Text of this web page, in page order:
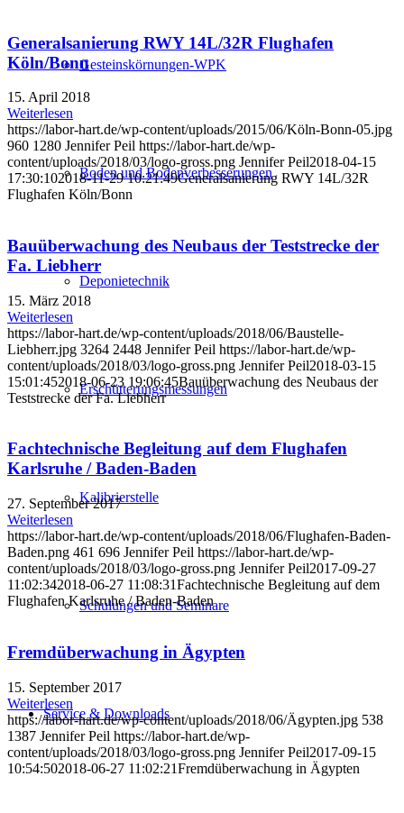
Gesteinskörnungen-WPK
Boden und Bodenverbesserungen
Deponietechnik
Erschütterungsmessungen
Kalibrierstelle
Schulungen und Seminare
Service & Downloads
Generalsanierung RWY 14L/32R Flughafen
Köln/Bonn
15. April 2018
Weiterlesen
https://labor-hart.de/wp-content/uploads/2015/06/Köln-Bonn-05.jpg
960 1280 Jennifer Peil https://labor-hart.de/wp-
content/uploads/2018/03/logo-gross.png Jennifer Peil2018-04-15
17:30:102018-11-29 10:21:49Generalsanierung RWY 14L/32R
Flughafen Köln/Bonn
Bauüberwachung des Neubaus der Teststrecke der
Fa. Liebherr
15. März 2018
Weiterlesen
https://labor-hart.de/wp-content/uploads/2018/06/Baustelle-
Liebherr.jpg 3264 2448 Jennifer Peil https://labor-hart.de/wp-
content/uploads/2018/03/logo-gross.png Jennifer Peil2018-03-15
15:01:452018-06-23 19:06:45Bauüberwachung des Neubaus der
Teststrecke der Fa. Liebherr
Fachtechnische Begleitung auf dem Flughafen
Karlsruhe / Baden-Baden
27. September 2017
Weiterlesen
https://labor-hart.de/wp-content/uploads/2018/06/Flughafen-Baden-
Baden.png 461 696 Jennifer Peil https://labor-hart.de/wp-
content/uploads/2018/03/logo-gross.png Jennifer Peil2017-09-27
11:02:342018-06-27 11:08:31Fachtechnische Begleitung auf dem
Flughafen Karlsruhe / Baden-Baden
Fremdüberwachung in Ägypten
15. September 2017
Weiterlesen
https://labor-hart.de/wp-content/uploads/2018/06/Ägypten.jpg 538
1387 Jennifer Peil https://labor-hart.de/wp-
content/uploads/2018/03/logo-gross.png Jennifer Peil2017-09-15
10:54:502018-06-27 11:02:21Fremdüberwachung in Ägypten